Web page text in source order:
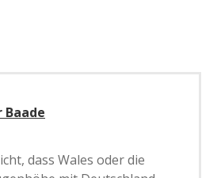
Baade
dass Wales oder die